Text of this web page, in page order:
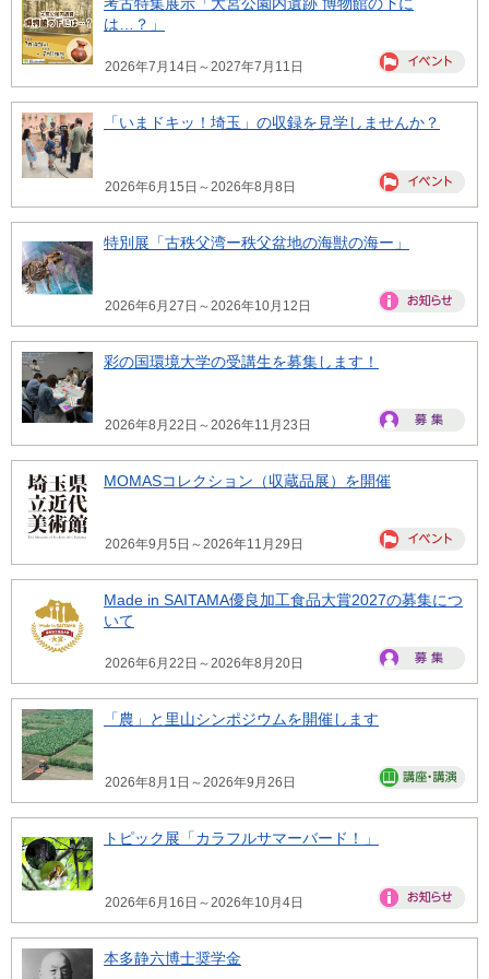
は…？」
2026年7月14日～2027年7月11日
「いまドキッ！埼玉」の収録を見学しませんか？
2026年6月15日～2026年8月8日
特別展「古秩父湾ー秩父盆地の海獣の海ー」
2026年6月27日～2026年10月12日
彩の国環境大学の受講生を募集します！
2026年8月22日～2026年11月23日
MOMASコレクション（収蔵品展）を開催
2026年9月5日～2026年11月29日
Made in SAITAMA優良加工食品大賞2027の募集につ
いて
2026年6月22日～2026年8月20日
「農」と里山シンポジウムを開催します
2026年8月1日～2026年9月26日
トピック展「カラフルサマーバード！」
2026年6月16日～2026年10月4日
本多静六博士奨学金